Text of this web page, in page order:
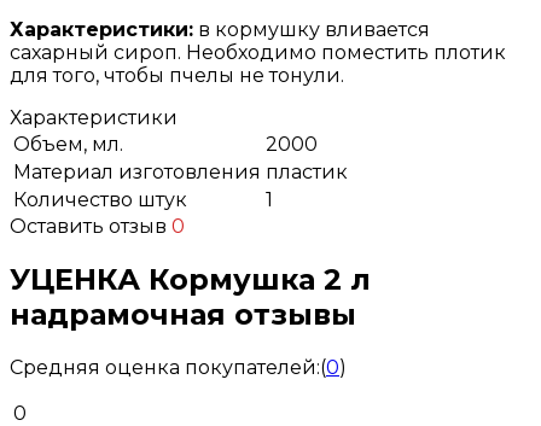
Характеристики: в кормушку вливается
сахарный сироп. Необходимо поместить плотик
для того, чтобы пчелы не тонули.
Характеристики
Объем, мл.
2000
Материал изготовления пластик
Количество штук
1
Оставить отзыв 0
УЦЕНКА Кормушка 2 л
надрамочная отзывы
Средняя оценка покупателей:(0)
0